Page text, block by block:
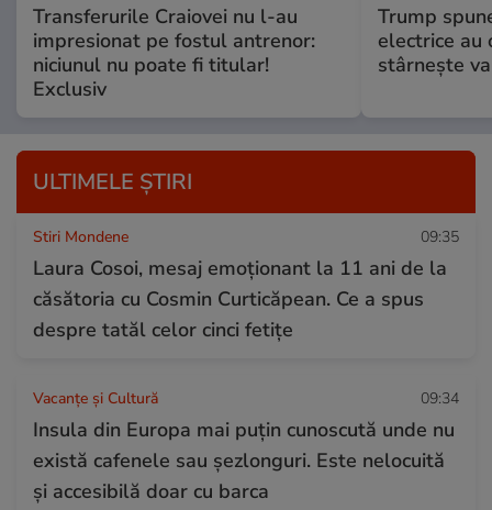
Transferurile Craiovei nu l-au
impresionat pe fostul antrenor:
niciunul nu poate fi titular!
Exclusiv
Trump
electrice au
stârnește
ULTIMELE ȘTIRI
Stiri Mondene 09:35
Laura Cosoi, mesaj emoționant la 11 ani de la
căsătoria cu Cosmin Curticăpean. Ce a spus
despre tatăl celor cinci fetițe
Vacanțe și Cultură 09:34
Insula din Europa mai puțin cunoscută unde nu
există cafenele sau șezlonguri. Este nelocuită
și accesibilă doar cu barca